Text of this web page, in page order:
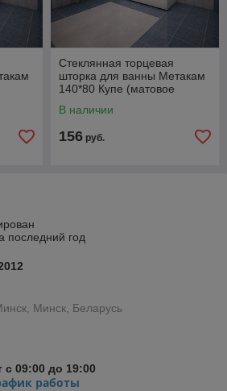
Стеклянная торцевая
шторка для ванны Метакам
140*80 Купе (матовое
В наличии
156 руб.
последний год
Минск, Беларусь
с 09:00 до 19:00
работы